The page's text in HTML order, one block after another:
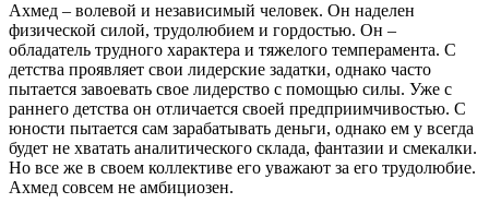
Ахмед – волевой и независимый человек. Он наделен
физической силой, трудолюбием и гордостью. Он –
обладатель трудного характера и тяжелого темперамента. С
детства проявляет свои лидерские задатки, однако часто
пытается завоевать свое лидерство с помощью силы. Уже с
раннего детства он отличается своей предприимчивостью. С
юности пытается сам зарабатывать деньги, однако ем у всегда
будет не хватать аналитического склада, фантазии и смекалки.
Но все же в своем коллективе его уважают за его трудолюбие.
Ахмед совсем не амбициозен.